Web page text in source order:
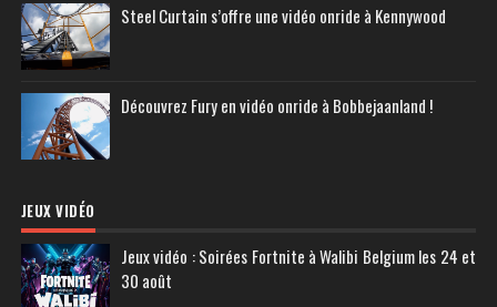
Steel Curtain s’offre une vidéo onride à Kennywood
Découvrez Fury en vidéo onride à Bobbejaanland !
JEUX VIDÉO
Jeux vidéo : Soirées Fortnite à Walibi Belgium les 24 et
30 août